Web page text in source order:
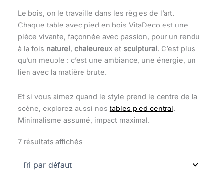
Le bois, on le travaille dans les règles de l’art.
Chaque table avec pied en bois VitaDeco est une
pièce vivante, façonnée avec passion, pour un rendu
à la fois naturel, chaleureuxet sculptural. C’est plus
qu’un meuble : c’est une ambiance, une énergie, un
lien avec la matière brute.
Et si vous aimez quand le style prend le centre de la
scène, explorez aussi nos tables pied central.
Minimalisme assumé, impact maximal.
7 résultats affichés